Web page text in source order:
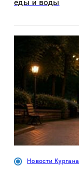
еды и воды
Новости Кургана